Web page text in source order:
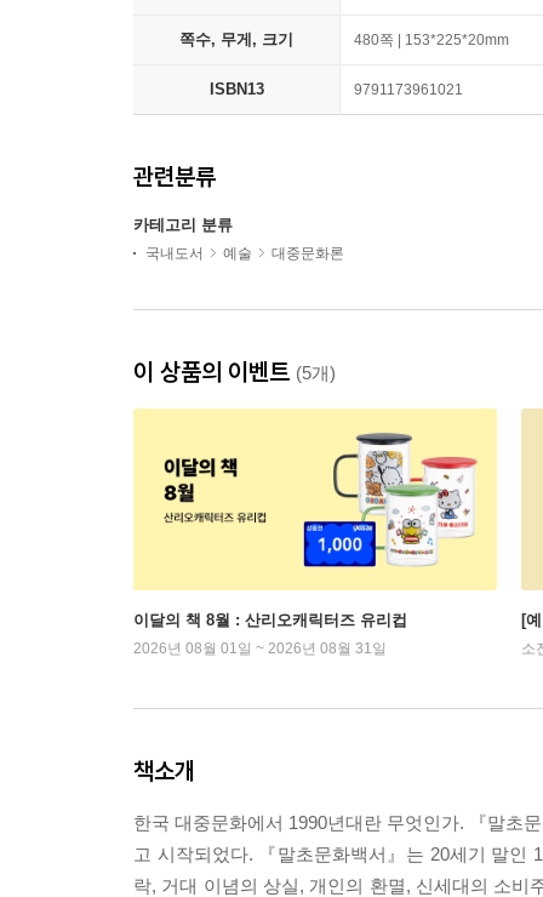
쪽수, 무게, 크기 480쪽 | 153*225*20mm
ISBN13 9791173961021
관련분류
카테고리 분류
국내도서 예술 대중문화론
이 상품의 이벤트 (5개)
이달의 책 8월 : 산리오캐릭터즈 유리컵
2026년 08월 01일 ~ 2026년 08월 31일
[
소
책소개
한국 대중문화에서 1990년대란 무엇인가. 『말초
고 시작되었다. 『말초문화백서』는 20세기 말인
락, 거대 이념의 상실, 개인의 환멸, 신세대의 소비